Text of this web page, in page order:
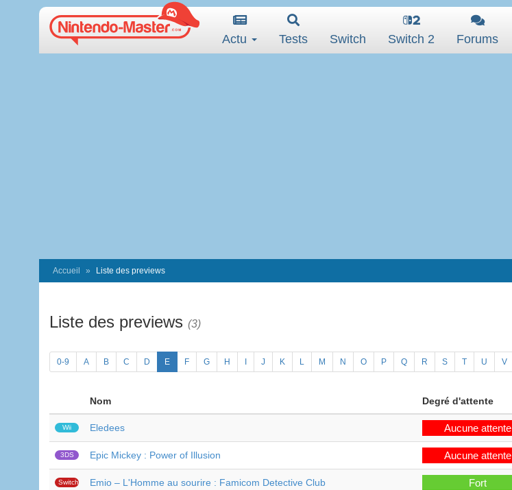
Actu Tests Switch Switch 2 Forums
Accueil Liste des previews
Liste des previews (3)
0-9 A B C D E F G H J K L M N O P Q R S T U V
Nom Degré d'attente
Wii Eledees Aucune attente
3DS Epic Mickey : Power of Illusion Aucune attente
Switch Emio – L'Homme au sourire : Famicom Detective Club Fort